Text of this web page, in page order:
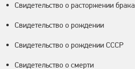
Свидетельство о расторжении брака
Свидетельство о рождении
Свидетельство о рождении СССР
Свидетельство о смерти